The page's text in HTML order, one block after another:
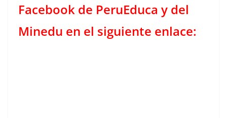
Facebook de PeruEduca y del
Minedu en el siguiente enlace: